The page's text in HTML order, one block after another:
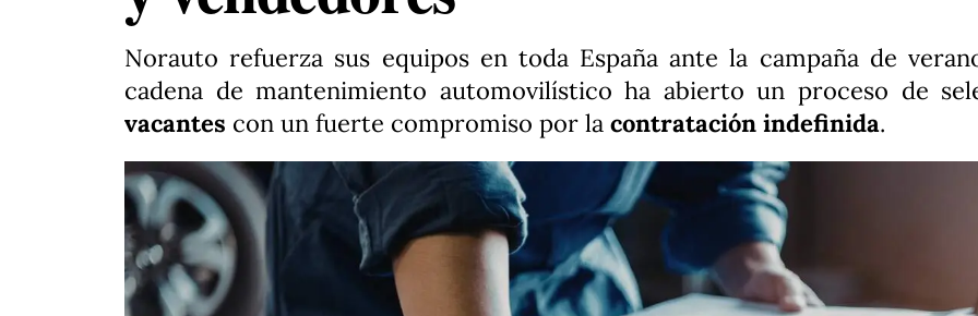
Norauto refuerza sus equipos en toda España ante la campaña de
cadena de mantenimiento automovilístico ha abierto un proceso de
vacantes con un fuerte compromiso por la contratación indefinida.